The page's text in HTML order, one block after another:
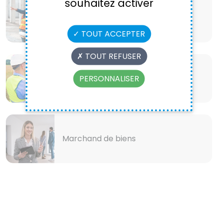
Lotisseur
Marchand de biens
souhaitez activer
TOUT ACCEPTER
TOUT REFUSER
PERSONNALISER